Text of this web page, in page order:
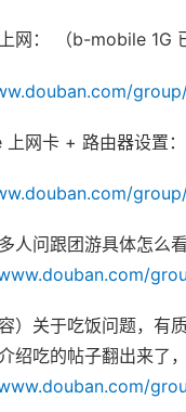
网： （b-mobile 1G
网卡 + 路由器设置：
人问跟团游具体怎么
容）关于吃饭问题，
绍吃的帖子翻出来了